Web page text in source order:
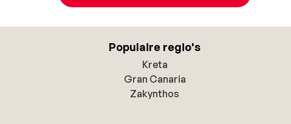
Populaire regio's
Kreta
Gran Canaria
Zakynthos